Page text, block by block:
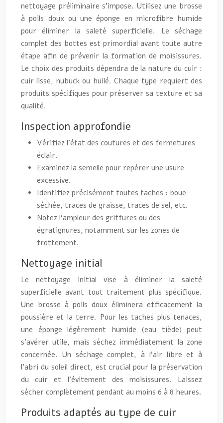
nettoyage préliminaire s’impose. Utilisez une brosse
à poils doux ou une éponge en microfibre humide
pour éliminer la saleté superficielle. Le séchage
complet des bottes est primordial avant toute autre
étape afin de prévenir la formation de moisissures.
Le choix des produits dépendra de la nature du cuir :
cuir lisse, nubuck ou huilé. Chaque type requiert des
produits spécifiques pour préserver sa texture et sa
qualité.
Inspection approfondie
Vérifiez l’état des coutures et des fermetures
éclair.
Examinez la semelle pour repérer une usure
excessive.
Identifiez précisément toutes taches : boue
séchée, traces de graisse, traces de sel, etc.
Notez l’ampleur des griffures ou des
égratignures, notamment sur les zones de
frottement.
Nettoyage initial
Le nettoyage initial vise à éliminer la saleté
superficielle avant tout traitement plus spécifique.
Une brosse à poils doux éliminera efficacement la
poussière et la terre. Pour les taches plus tenaces,
une éponge légèrement humide (eau tiède) peut
s’avérer utile, mais séchez immédiatement la zone
concernée. Un séchage complet, à l’air libre et à
l’abri du soleil direct, est crucial pour la préservation
du cuir et l’évitement des moisissures. Laissez
sécher complètement pendant au moins 6 à 8 heures.
Produits adaptés au type de cuir